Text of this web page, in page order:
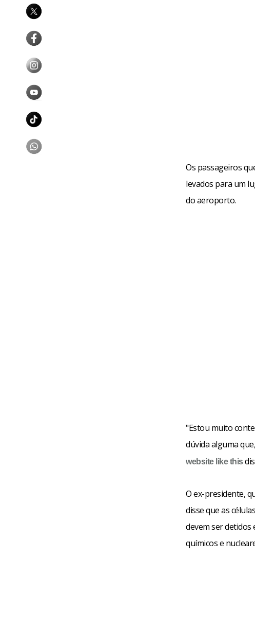
Os passageiros
levados para um
do aeroporto.
"Estou muito
dúvida alguma que,
website like this
O ex-presidente,
disse que as
devem ser detidos
químicos e